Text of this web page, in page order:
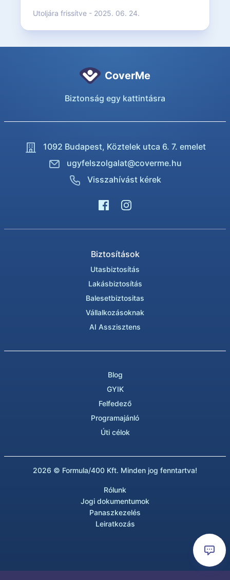
Utoljára frissítve - 2025. 06. 24.
CoverMe
Biztonság egy kattintásra
1092 Budapest, Köztelek utca 6. 7. emelet
ugyfelszolgalat@coverme.hu
Visszahívást kérek
Biztosítások
Utasbiztosítás
Lakásbiztosítás
Balesetbiztositas
Vállalkozásoknak
AI Asszisztens
Blog
GYIK
Felfedező
Programajánló
Úti célok
2026 © Formula/400 Kft. Minden jog fenntartva!
Rólunk
Jogi dokumentumok
Panaszkezelés
Leiratkozás